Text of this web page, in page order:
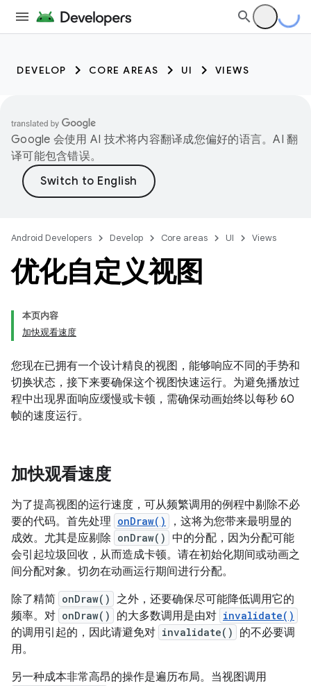
DEVELOP CORE AREAS UI VIEWS
Google 会使用 AI 技术将内容翻译成您偏好的语言。AI 翻
译可能包含错误。
Android Developers Develop Core areas UI Views
优化自定义视图
本页内容
加快观看速度
您现在已拥有一个设计精良的视图，能够响应不同的手势和
切换状态，接下来要确保这个视图快速运行。为避免播放过
程中出现界面响应缓慢或卡顿，需确保动画始终以每秒 60
帧的速度运行。
加快观看速度
为了提高视图的运行速度，可从频繁调用的例程中剔除不必
要的代码。首先处理 onDraw()
，这将为您带来最明显的
成效。尤其是应剔除 onDraw() 中的分配，因为分配可能
会引起垃圾回收，从而造成卡顿。请在初始化期间或动画之
间分配对象。切勿在动画运行期间进行分配。
除了精简 onDraw() 之外，还要确保尽可能降低调用它的
频率。对 onDraw() 的大多数调用是由对 invalidate()
的调用引起的，因此请避免对 invalidate()
的不必要调
用。
另一种成本非常高昂的操作是遍历布局。当视图调用